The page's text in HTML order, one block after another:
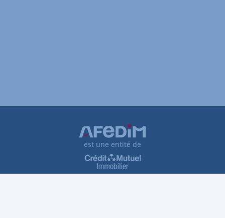
est une entité de